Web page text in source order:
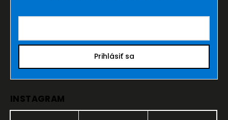
Prihlásiť sa
INSTAGRAM